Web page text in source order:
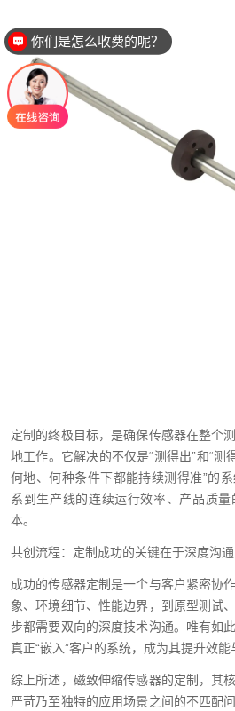
定制的终极目标，是确保传感器在整个
地工作。它解决的不仅是“测得出”和“测
何地、何种条件下都能持续测得准”的
系到生产线的连续运行效率、产品质
本。
共创流程：定制成功的关键在于深度沟通
成功的传感器定制是一个与客户紧密协
象、环境细节、性能边界，到原型测试
步都需要双向的深度技术沟通。唯有如
真正“嵌入”客户的系统，成为其提升效能
综上所述，磁致伸缩传感器的定制，其
严苛乃至独特的应用场景之间的不匹配
你们是怎么收费的呢？